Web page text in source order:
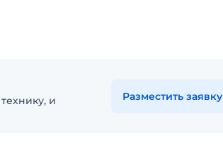
и
Разместить заявку